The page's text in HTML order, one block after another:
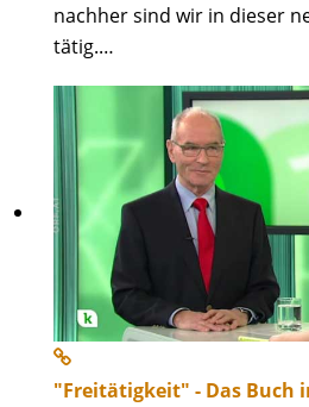
nachher sind wir in dieser
tätig.…
"Freitätigkeit" - Das Buch